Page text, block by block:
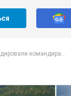
командира...